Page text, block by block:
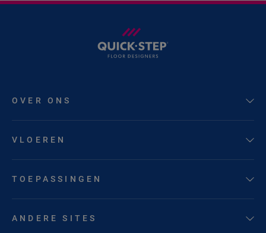
OVER ONS
VLOEREN
TOEPASSINGEN
ANDERE SITES